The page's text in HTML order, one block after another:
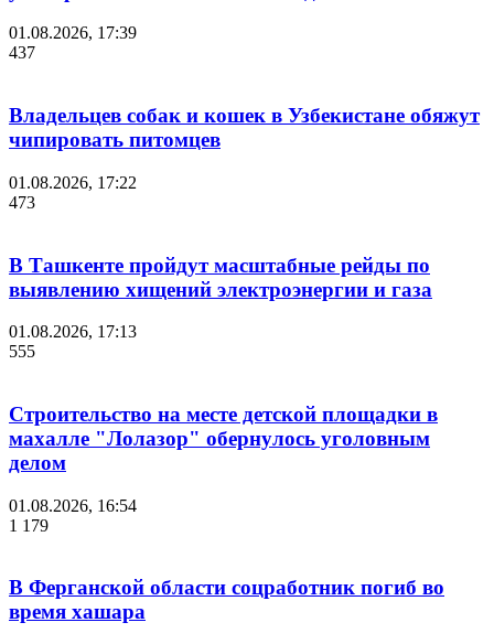
01.08.2026, 17:39
437
Владельцев собак и кошек в Узбекистане обяжут
чипировать питомцев
01.08.2026, 17:22
473
В Ташкенте пройдут масштабные рейды по
выявлению хищений электроэнергии и газа
01.08.2026, 17:13
555
Строительство на месте детской площадки в
махалле "Лолазор" обернулось уголовным
делом
01.08.2026, 16:54
1 179
В Ферганской области соцработник погиб во
время хашара